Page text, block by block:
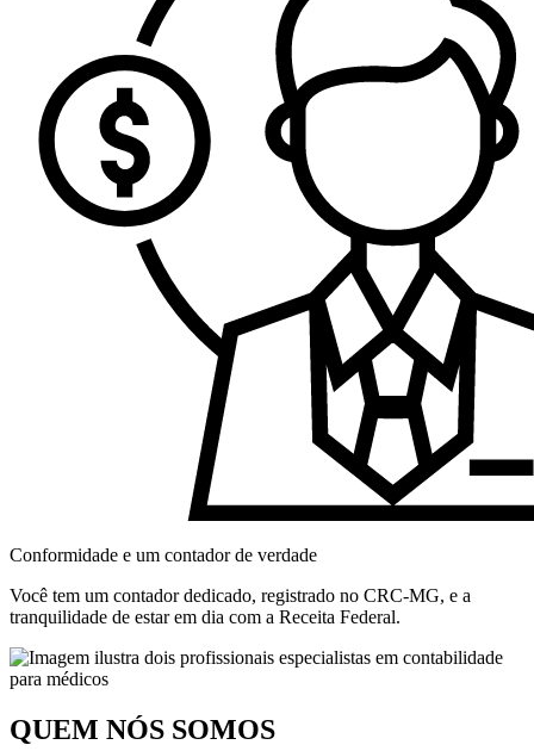
Conformidade e um contador de verdade
Você tem um contador dedicado, registrado no CRC-MG, e a
tranquilidade de estar em dia com a Receita Federal.
QUEM NÓS SOMOS